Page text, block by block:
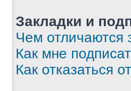
Закладки и
Чем отличаются
Как мне
Как отказаться